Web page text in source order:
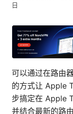
日
可以通过在路由
的方式让 Apple
步搞定在 Apple
并结合最新的路